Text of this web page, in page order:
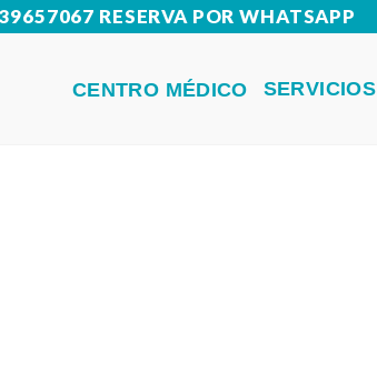
RESERVA POR WHATSAPP
CENTRO MÉDICO SERVICIOS